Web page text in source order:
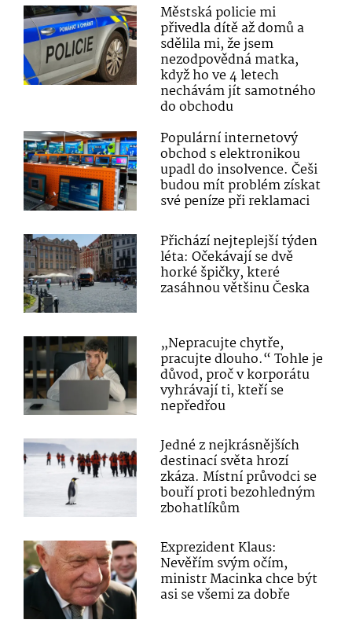
Městská policie mi
přivedla dítě až domů a
sdělila mi, že jsem
nezodpovědná matka,
když ho ve 4 letech
nechávám jít samotného
do obchodu
Populární internetový
obchod s elektronikou
upadl do insolvence. Češi
budou mít problém získat
své peníze při reklamaci
Přichází nejteplejší týden
léta: Očekávají se dvě
horké špičky, které
zasáhnou většinu Česka
„Nepracujte chytře,
pracujte dlouho.“ Tohle je
důvod, proč v korporátu
vyhrávají ti, kteří se
nepředřou
Jedné z nejkrásnějších
destinací světa hrozí
zkáza. Místní průvodci se
bouří proti bezohledným
zbohatlíkům
Exprezident Klaus:
Nevěřím svým očím,
ministr Macinka chce být
asi se všemi za dobře